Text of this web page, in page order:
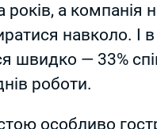
років, а
навколо. І
швидко — 33%
роботи.
особливо